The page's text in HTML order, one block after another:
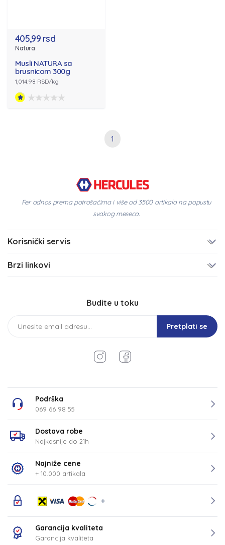
405,99 rsd
Natura
Musli NATURA sa
brusnicom 300g
1,014.98 RSD/kg
1
Fer odnos prema potrošačima i više od 3500 artikala na popustu
svakog meseca.
Korisnički servis
Brzi linkovi
Budite u toku
Pretplati se
Podrška
069 66 98 55
Dostava robe
Najkasnije do 21h
Najniže cene
+ 10.000 artikala
Garancija kvaliteta
Garancija kvaliteta